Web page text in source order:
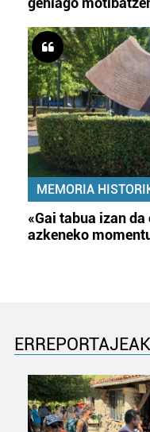
MEMORIA
«Gai tabua izan
azkeneko
ERREPORTAJEAK